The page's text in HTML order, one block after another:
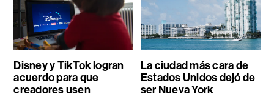
Disney y TikTok logran
acuerdo para que
creadores usen
La ciudad más cara de
Estados Unidos dejó de
ser Nueva York